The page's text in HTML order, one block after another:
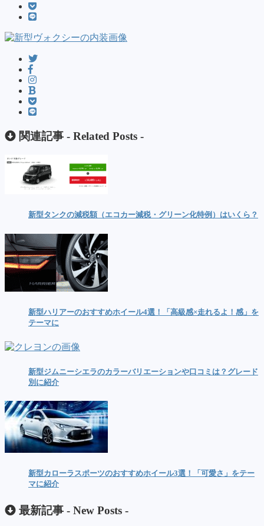
関連記事 - Related Posts -
新型タンクの減税額（エコカー減税・グリーン化特例）はいくら？
新型ハリアーのおすすめホイール4選！「高級感×走れるよ！感」を
テーマに
新型ジムニーシエラのカラーバリエーションや口コミは？グレード
別に紹介
新型カローラスポーツのおすすめホイール3選！「可愛さ」をテー
マに紹介
最新記事 - New Posts -